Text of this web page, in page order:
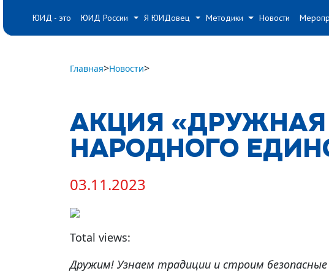
ЮИД - это ЮИД России # Я ЮИДовец # Методики # Новости
Главная>Новости>
АКЦИЯ
НАРОДНОГО
03.11.2023
Total views:
Дружим! Узнаем традиции и строим